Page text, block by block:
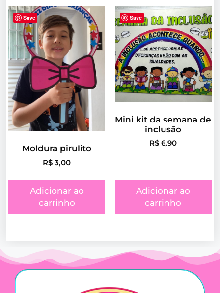
Save
Moldura pirulito
R$ 3,00
Adicionar ao
carrinho
Save
Mini kit da semana de
inclusão
R$ 6,90
Adicionar ao
carrinho